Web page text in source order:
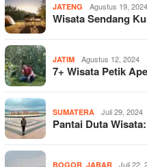
JATENG Agustus 19, 2024
Wisata Sendang
JATIM Agustus 12, 2024
7+ Wisata Petik
SUMATERA Juli 29, 2024
Pantai Duta
BOGOR JABAR Juli 22,